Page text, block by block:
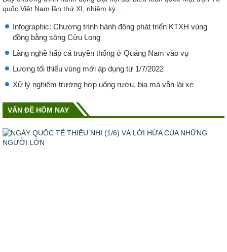
quốc Việt Nam lần thứ XI, nhiệm kỳ...
Infographic: Chương trình hành động phát triển KTXH vùng
đồng bằng sông Cửu Long
Làng nghề hấp cá truyền thống ở Quảng Nam vào vụ
Lương tối thiểu vùng mới áp dụng từ 1/7/2022
Xử lý nghiêm trường hợp uống rượu, bia mà vẫn lái xe
VẤN ĐỀ HÔM NAY